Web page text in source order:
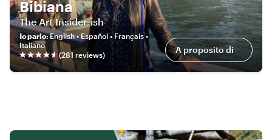
Bibiana
The Art Insider-ish
Io parlo:English • Español • Français •
Italiano
(281 reviews) A proposito di
me